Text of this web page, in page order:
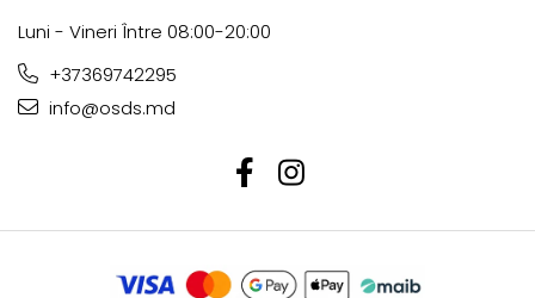
Luni - Vineri Între 08:00-20:00
+37369742295
info@osds.md